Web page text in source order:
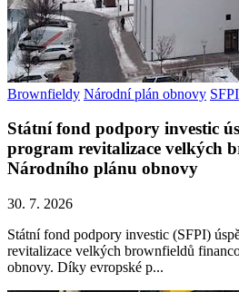
Brownfieldy Národní plán obnovy SFPI
Státní fond podpory investic
program revitalizace velkých
Národního plánu obnovy
30. 7. 2026
Státní fond podpory investic (SFPI)
revitalizace velkých brownfieldů
obnovy. Díky evropské p...